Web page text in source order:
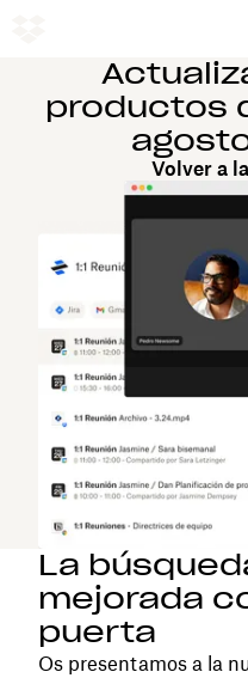
productos
Volver a
La
mejorada
puerta
Os presentamos a la